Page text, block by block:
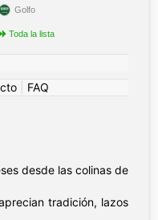
Golfo
Toda la lista
FAQ
desde las colinas de
tradición, lazos